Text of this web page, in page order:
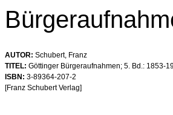
AUTOR: Schubert, Franz
TITEL: Göttinger Bürgeraufnahmen; 5. Bd.: 1853-
ISBN: 3-89364-207-2
[Franz Schubert Verlag]